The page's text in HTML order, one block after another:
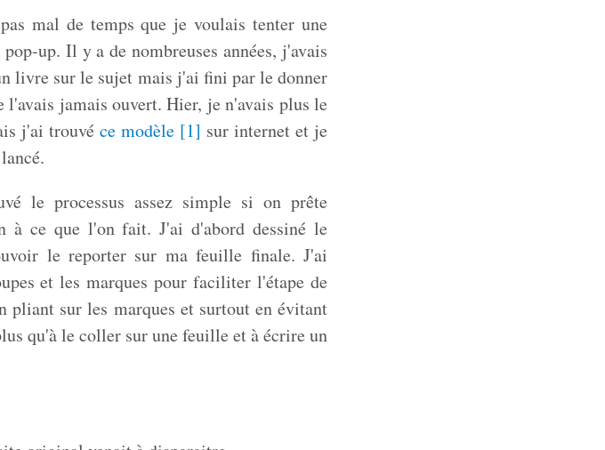
mal de temps que je voulais tenter une
up. Il y a de nombreuses années, j'avais
livre sur le sujet mais j'ai fini par le donner
l'avais jamais ouvert. Hier, je n'avais plus le
j'ai trouvé ce modèle [1] sur internet et je
le processus assez simple si on prête
à ce que l'on fait. J'ai d'abord dessiné le
le reporter sur ma feuille finale. J'ai
et les marques pour faciliter l'étape de
sur les marques et surtout en évitant
qu'à le coller sur une feuille et à écrire un